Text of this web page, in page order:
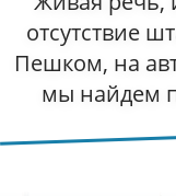
отсутствие
Пешком, на
мы найдем